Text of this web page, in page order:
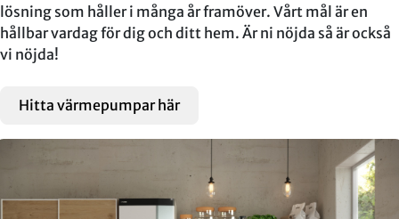
lösning som håller i många år framöver. Vårt mål är en
hållbar vardag för dig och ditt hem. Är ni nöjda så är också
vi nöjda!
Hitta värmepumpar här